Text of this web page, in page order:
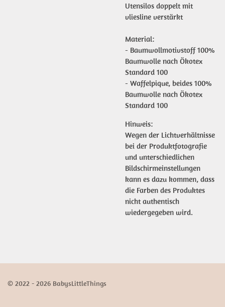
Utensilos doppelt mit
vliesline verstärkt
Material:
- Baumwollmotivstoff 100%
Baumwolle nach Ökotex
Standard 100
- Waffelpique, beides 100%
Baumwolle nach Ökotex
Standard 100
Hinweis:
Wegen der Lichtverhältnisse
bei der Produktfotografie
und unterschiedlichen
Bildschirmeinstellungen
kann es dazu kommen, dass
die Farben des Produktes
nicht authentisch
wiedergegeben wird.
© 2022 - 2026 BabysLittleThings